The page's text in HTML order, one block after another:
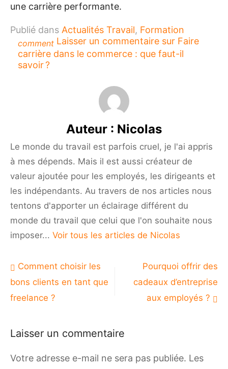
une carrière performante.
Publié dans Actualités Travail, Formation
comment Laisser un commentaire sur Faire
carrière dans le commerce : que faut-il
savoir ?
Auteur : Nicolas
Le monde du travail est parfois cruel, je l'ai appris
à mes dépends. Mais il est aussi créateur de
valeur ajoutée pour les employés, les dirigeants et
les indépendants. Au travers de nos articles nous
tentons d'apporter un éclairage différent du
monde du travail que celui que l'on souhaite nous
imposer... Voir tous les articles de Nicolas
Navigation
de
l’article
Comment choisir les
bons clients en tant que
freelance ?
Pourquoi offrir des
cadeaux d’entreprise
aux employés ?
Laisser un commentaire
Votre adresse e-mail ne sera pas publiée. Les